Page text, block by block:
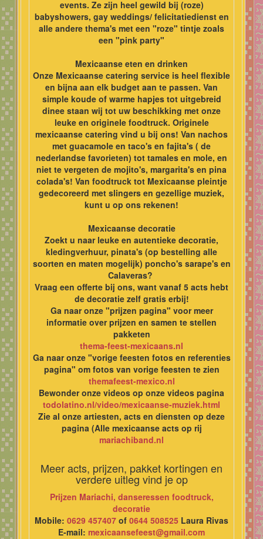
events. Ze zijn heel gewild bij (roze)
babyshowers, gay weddings/ felicitatiedienst en
alle andere thema's met een "roze" tintje zoals
een "pink party"
Mexicaanse eten en drinken
Onze Mexicaanse catering service is heel flexible
en bijna aan elk budget aan te passen. Van
simple koude of warme hapjes tot uitgebreid
dinee staan wij tot uw beschikking met onze
leuke en originele foodtruck. Originele
mexicaanse catering vind u bij ons! Van nachos
met guacamole en taco's en fajita's ( de
nederlandse favorieten) tot tamales en mole, en
niet te vergeten de mojito's, margarita's en pina
colada's! Van foodtruck tot Mexicaanse pleintje
gedecoreerd met slingers en gezellige muziek,
kunt u op ons rekenen!
Mexicaanse decoratie
Zoekt u naar leuke en autentieke decoratie,
kledingverhuur, pinata's (op bestelling alle
soorten en maten mogelijk) poncho's sarape's en
Calaveras?
Vraag een offerte bij ons, want vanaf 5 acts hebt
de decoratie zelf gratis erbij!
Ga naar onze "prijzen pagina" voor meer
informatie over prijzen en samen te stellen
pakketen
thema-feest-mexicaans.nl
Ga naar onze "vorige feesten fotos en referenties
pagina" om fotos van vorige feesten te zien
themafeest-mexico.nl
Bewonder onze videos op onze videos pagina
todolatino.nl/video/mexicaanse-muziek.html
Zie al onze artiesten, acts en diensten op deze
pagina (Alle mexicaanse acts op rij
mariachiband.nl
Meer acts, prijzen, pakket kortingen en
verdere uitleg vind je op
Prijzen Mariachi, danseressen foodtruck,
decoratie
Mobile: 0629 457407 of 0644 508525 Laura Rivas
E-mail: mexicaansefeest@gmail.com